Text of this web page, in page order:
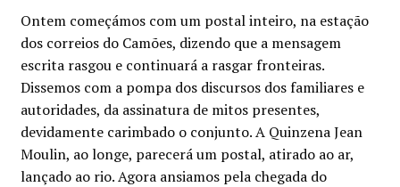
Ontem começámos com um postal inteiro, na estação
dos correios do Camões, dizendo que a mensagem
escrita rasgou e continuará a rasgar fronteiras.
Dissemos com a pompa dos discursos dos familiares e
autoridades, da assinatura de mitos presentes,
devidamente carimbado o conjunto. A Quinzena Jean
Moulin, ao longe, parecerá um postal, atirado ao ar,
lançado ao rio. Agora ansiamos pela chegada do